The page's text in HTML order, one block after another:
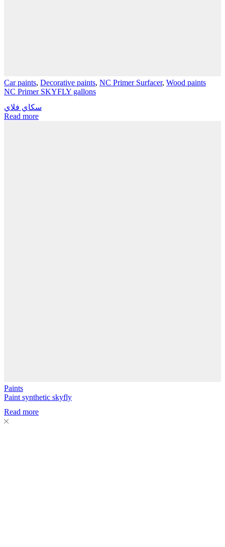
Car paints, Decorative paints, NC Primer Surfacer, Wood paints
NC Primer SKYFLY gallons
سكاي فلاي
Read more
Paints
Paint synthetic skyfly
Read more